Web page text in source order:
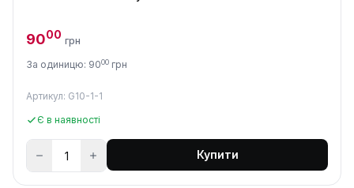
9000 грн
За одиницю: 9000 грн
Артикул: G10-1-1
Є в наявності
Купити